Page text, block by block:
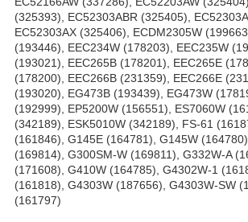
(325393), EC52303ABR (325405),
EC52303AX (325406), ECDM2305W
(193446), EEC234W (178203), EEC235W
(193021), EEC265B (178201), EEC265E
(178200), EEC266B (231359), EEC266E
(193020), EG473B (193439), EG473W
(192999), EP5200W (156551), ES7060W
(342189), ESK5010W (342189), FS-61
(161846), G145E (164781), G145W
(169814), G300SM-W (169811), G332W-A
(171608), G410W (164785), G4302W-1
(161818), G4303W (187656), G4303W-SW
(161797)